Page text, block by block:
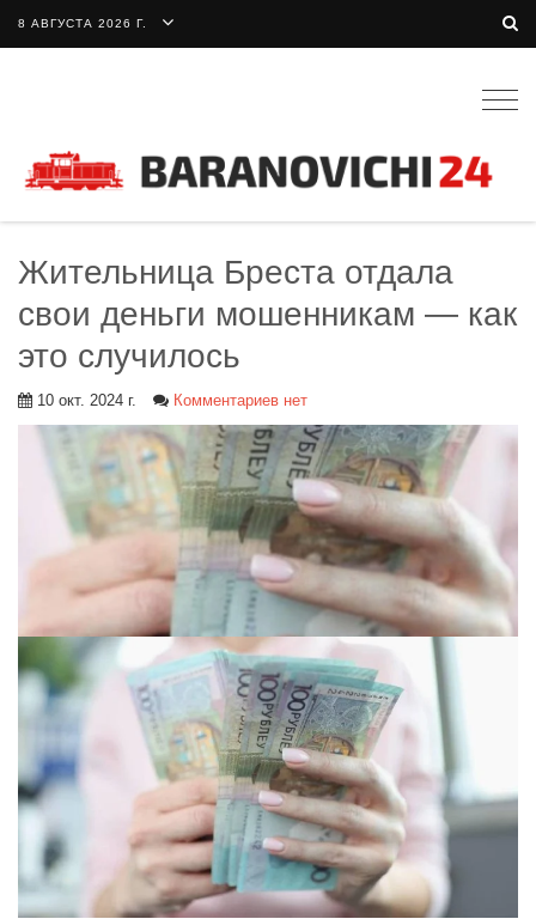
8 АВГУСТА 2026 Г.
Жительница Бреста отдала
свои деньги мошенникам — как
это случилось
10 окт. 2024 г. Комментариев нет